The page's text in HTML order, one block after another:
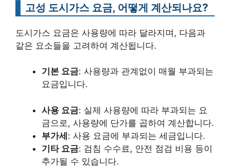
고성 도시가스 요금, 어떻게 계산되나요?
도시가스 요금은 사용량에 따라 달라지며, 다음과
같은 요소들을 고려하여 계산됩니다.
기본 요금: 사용량과 관계없이 매월 부과되는
요금입니다.
사용 요금: 실제 사용량에 따라 부과되는 요
금으로, 사용량에 단가를 곱하여 계산합니다.
부가세: 사용 요금에 부과되는 세금입니다.
기타 요금: 검침 수수료, 안전 점검 비용 등이
추가될 수 있습니다.